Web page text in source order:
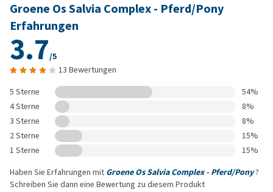
Groene Os Salvia Complex - Pferd/Pony
Erfahrungen
3.7/5
13 Bewertungen
5 Sterne
54%
4 Sterne
8%
3 Sterne
8%
2 Sterne
15%
1 Sterne
15%
Haben Sie Erfahrungen mit Groene Os Salvia Complex - Pferd/Pony?
Schreiben Sie dann eine Bewertung zu diesem Produkt